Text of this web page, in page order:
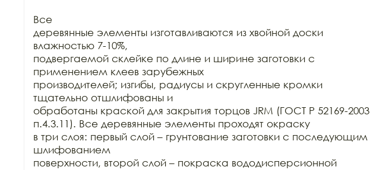
Все
деревянные элементы изготавливаются из хвойной доски
влажностью 7-10%,
подвергаемой склейке по длине и ширине заготовки с
применением клеев зарубежных
производителей; изгибы, радиусы и скругленные кромки
тщательно отшлифованы и
обработаны краской для закрытия торцов JRM (ГОСТ Р 52169-2003
п.4.3.11). Все деревянные элементы проходят окраску
в три слоя: первый слой – грунтование заготовки с последующим
шлифованием
поверхности, второй слой – покраска вододисперсионной